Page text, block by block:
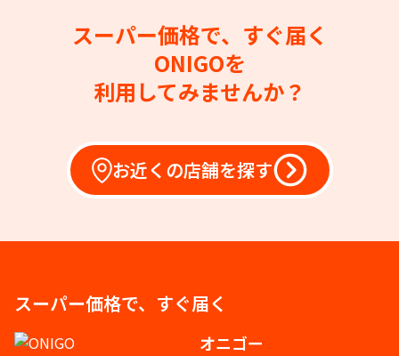
スーパー価格で、すぐ届く
ONIGOを
利用してみませんか？
お近くの店舗を探す
スーパー価格で、すぐ届く
オニゴー